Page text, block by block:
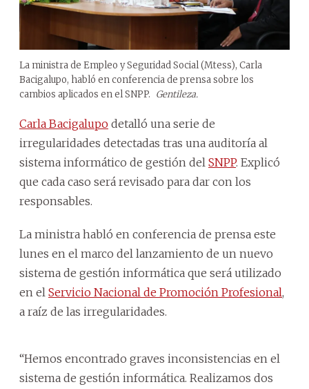
La ministra de Empleo y Seguridad Social (Mtess), Carla
Bacigalupo, habló en conferencia de prensa sobre los
cambios aplicados en el SNPP. Gentileza.
Carla Bacigalupo detalló una serie de
irregularidades detectadas tras una auditoría al
sistema informático de gestión del SNPP. Explicó
que cada caso será revisado para dar con los
responsables.
La ministra habló en conferencia de prensa este
lunes en el marco del lanzamiento de un nuevo
sistema de gestión informática que será utilizado
en el Servicio Nacional de Promoción Profesional,
a raíz de las irregularidades.
“Hemos encontrado graves inconsistencias en el
sistema de gestión informática. Realizamos dos